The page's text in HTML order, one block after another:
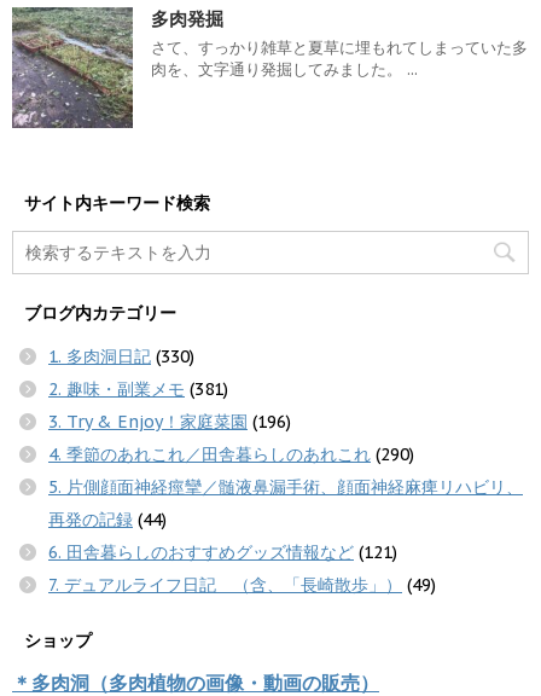
多肉発掘
さて、すっかり雑草と夏草に埋もれてしまっていた多
肉を、文字通り発掘してみました。 ...
サイト内キーワード検索
ブログ内カテゴリー
1. 多肉洞日記 (330)
2. 趣味・副業メモ (381)
3. Try & Enjoy！家庭菜園 (196)
4. 季節のあれこれ／田舎暮らしのあれこれ (290)
5. 片側顔面神経痙攣／髄液鼻漏手術、顔面神経麻痺リハビリ、
再発の記録 (44)
6. 田舎暮らしのおすすめグッズ情報など (121)
7. デュアルライフ日記 （含、「長崎散歩」）
(49)
ショップ
＊多肉洞（多肉植物の画像・動画の販売）